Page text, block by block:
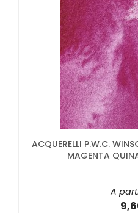
ACQUERELLI P.W.C.
MAGENTA
A